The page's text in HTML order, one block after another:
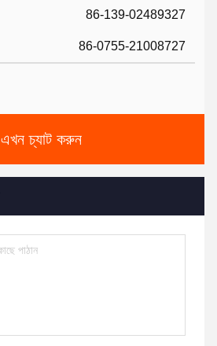
86-139-02489327
86-0755-21008727
এখন চ্যাট করুন